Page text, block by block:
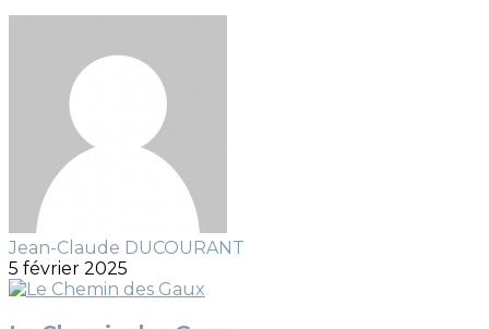
Jean-Claude DUCOURANT
5 février 2025